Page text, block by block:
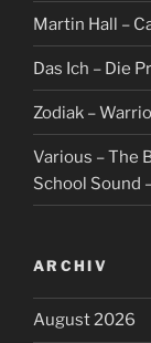
Martin Hall –
Das Ich – Die
Zodiak –
Various – The
School Sound
ARCHIV
August 2026